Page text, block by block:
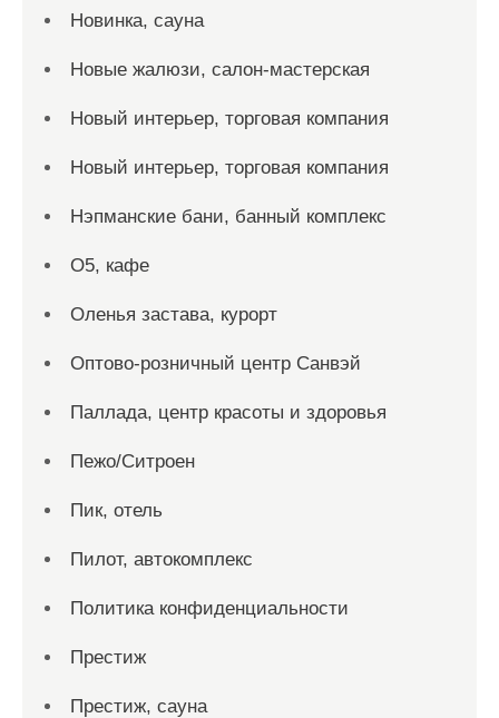
Новинка, сауна
Новые жалюзи, салон-мастерская
Новый интерьер, торговая компания
Новый интерьер, торговая компания
Нэпманские бани, банный комплекс
О5, кафе
Оленья застава, курорт
Оптово-розничный центр Санвэй
Паллада, центр красоты и здоровья
Пежо/Ситроен
Пик, отель
Пилот, автокомплекс
Политика конфиденциальности
Престиж
Престиж, сауна